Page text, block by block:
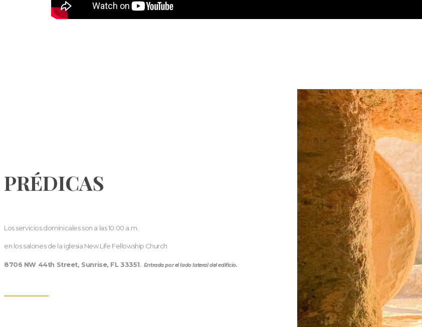
PRÉDICAS
Los servicios dominicales son a las 10:00 a.m.
en los salones de la iglesia New Life Fellowship Church
8706 NW 44th Street, Sunrise, FL 33351. Entrada por el lado lateral del edificio.